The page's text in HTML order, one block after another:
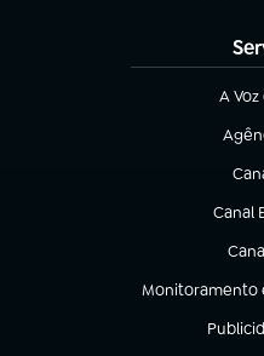
A
(abre
(abre
Canal
(abre
Monitoramento
(abre em nova
(abre